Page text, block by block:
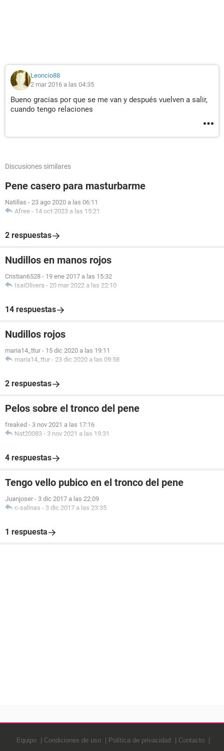
Leoncio88
2 mar 2016 a las 04:35
Bueno gracias por que se me van y después vuelven a salir,
cuando tengo relaciones
Discusiones similares
Pene casero para masturbarme
Natillas - 23 ago 2020 a las 06:11
Afree - 14 oct 2023 a las 15:21
2 respuestas
Nudillos en manos rojos
Cristian6528 - 19 ene 2017 a las 15:32
IsaiOlivera - 20 mar 2022 a las 22:10
14 respuestas
Nudillos rojos
maria14_ttur - 15 dic 2020 a las 19:11
maria14_ttur - 23 dic 2020 a las 09:58
2 respuestas
Pelos sobre el tronco del pene
freaked - 3 nov 2021 a las 17:16
Nat20083 - 3 nov 2021 a las 19:31
4 respuestas
Tengo vello pubico en el tronco del pene
Juanjoser - 3 dic 2017 a las 22:09
c-salinas - 3 dic 2017 a las 23:35
1 respuesta
Equipo Condiciones de uso Política de privacidad
Contacto